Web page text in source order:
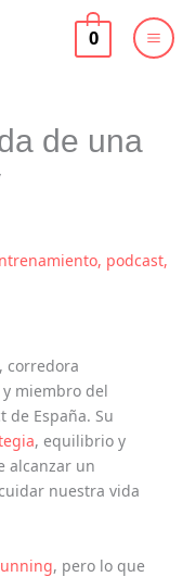
0
de una
, podcast,
corredora
miembro del
de España. Su
, equilibrio y
alcanzar un
nuestra vida
, pero lo que